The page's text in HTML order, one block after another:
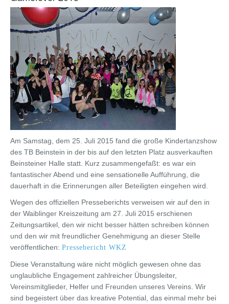
Am Samstag, dem 25. Juli 2015 fand die große Kindertanzshow
des TB Beinstein in der bis auf den letzten Platz ausverkauften
Beinsteiner Halle statt. Kurz zusammengefaßt: es war ein
fantastischer Abend und eine sensationelle Aufführung, die
dauerhaft in die Erinnerungen aller Beteiligten eingehen wird.
Wegen des offiziellen Presseberichts verweisen wir auf den in
der Waiblinger Kreiszeitung am 27. Juli 2015 erschienen
Zeitungsartikel, den wir nicht besser hätten schreiben können
und den wir mit freundlicher Genehmigung an dieser Stelle
veröffentlichen: Pressebericht WKZ
Diese Veranstaltung wäre nicht möglich gewesen ohne das
unglaubliche Engagement zahlreicher Übungsleiter,
Vereinsmitglieder, Helfer und Freunden unseres Vereins. Wir
sind begeistert über das kreative Potential, das einmal mehr bei